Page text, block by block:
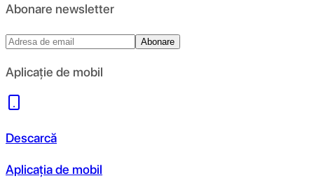
Abonare newsletter
Abonare
Aplicație de mobil
Descarcă
Aplicația de mobil